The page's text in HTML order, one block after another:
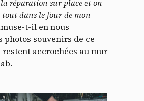
réparation sur place et on
dans le four de mon
t-il en nous
photos souvenirs de ce
accrochées au mur